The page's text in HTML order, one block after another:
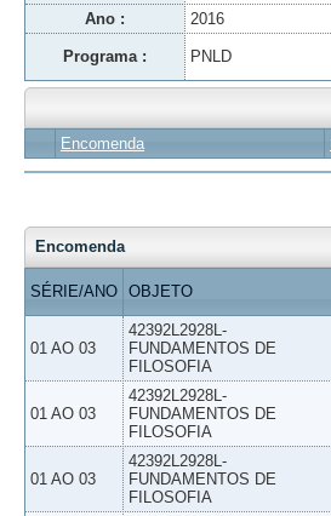
Ano : 2016
Programa : PNLD
Encomenda
Encomenda
SÉRIE/ANO OBJETO
01 AO 03
42392L2928L-
FUNDAMENTOS DE
FILOSOFIA
01 AO 03
42392L2928L-
FUNDAMENTOS DE
FILOSOFIA
01 AO 03
42392L2928L-
FUNDAMENTOS DE
FILOSOFIA